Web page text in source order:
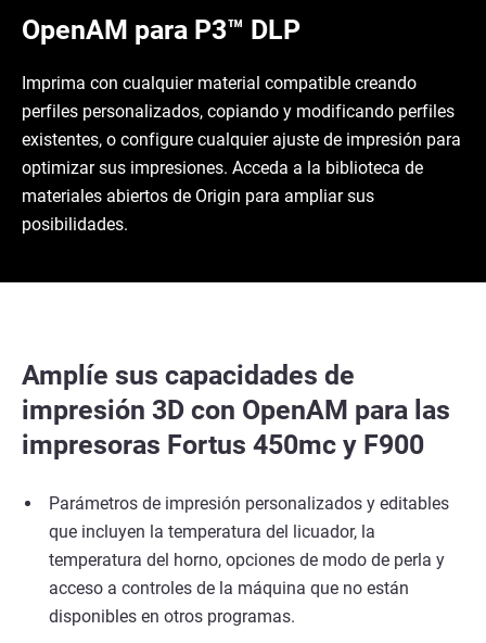
OpenAM para P3™ DLP
Imprima con cualquier material compatible creando
perfiles personalizados, copiando y modificando perfiles
existentes, o configure cualquier ajuste de impresión para
optimizar sus impresiones. Acceda a la biblioteca de
materiales abiertos de Origin para ampliar sus
posibilidades.
Amplíe sus capacidades de
impresión 3D con OpenAM para las
impresoras Fortus 450mc y F900
Parámetros de impresión personalizados y editables
que incluyen la temperatura del licuador, la
temperatura del horno, opciones de modo de perla y
acceso a controles de la máquina que no están
disponibles en otros programas.